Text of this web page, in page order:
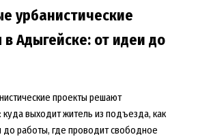
урбанистические
Адыгейске: от идеи до
проекты решают
куда выходит житель из подъезда, как
до работы, где проводит свободное